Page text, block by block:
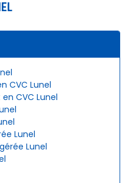
CVC Lunel
CVC Lunel
Lunel
Lunel